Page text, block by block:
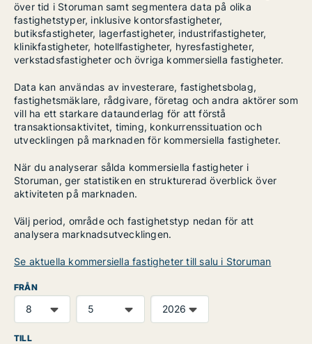
över tid i Storuman samt segmentera data på olika
fastighetstyper, inklusive kontorsfastigheter,
butiksfastigheter, lagerfastigheter, industrifastigheter,
klinikfastigheter, hotellfastigheter, hyresfastigheter,
verkstadsfastigheter och övriga kommersiella fastigheter.
Data kan användas av investerare, fastighetsbolag,
fastighetsmäklare, rådgivare, företag och andra aktörer som
vill ha ett starkare dataunderlag för att förstå
transaktionsaktivitet, timing, konkurrenssituation och
utvecklingen på marknaden för kommersiella fastigheter.
När du analyserar sålda kommersiella fastigheter i
Storuman, ger statistiken en strukturerad överblick över
aktiviteten på marknaden.
Välj period, område och fastighetstyp nedan för att
analysera marknadsutvecklingen.
Se aktuella kommersiella fastigheter till salu i Storuman
FRÅN
TILL